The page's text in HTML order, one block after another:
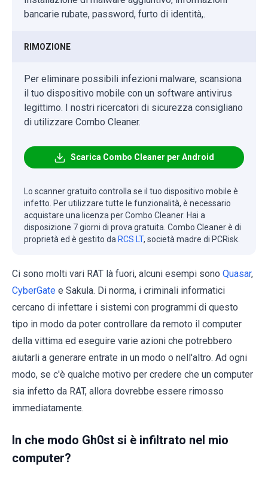
bancarie rubate, password, furto di identità,.
RIMOZIONE
Per eliminare possibili infezioni malware, scansiona
il tuo dispositivo mobile con un software antivirus
legittimo. I nostri ricercatori di sicurezza consigliano
di utilizzare Combo Cleaner.
Scarica Combo Cleaner per Android
Lo scanner gratuito controlla se il tuo dispositivo mobile è
infetto. Per utilizzare tutte le funzionalità, è necessario
acquistare una licenza per Combo Cleaner. Hai a
disposizione 7 giorni di prova gratuita. Combo Cleaner è di
proprietà ed è gestito da RCS LT, società madre di PCRisk.
Ci sono molti vari RAT là fuori, alcuni esempi sono Quasar,
CyberGate e Sakula. Di norma, i criminali informatici
cercano di infettare i sistemi con programmi di questo
tipo in modo da poter controllare da remoto il computer
della vittima ed eseguire varie azioni che potrebbero
aiutarli a generare entrate in un modo o nell'altro. Ad ogni
modo, se c'è qualche motivo per credere che un computer
sia infetto da RAT, allora dovrebbe essere rimosso
immediatamente.
In che modo Gh0st si è infiltrato nel mio
computer?